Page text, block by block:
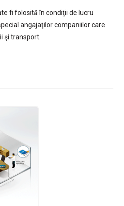
fi folosită în condiţii de lucru
angajaţilor companiilor care
şi transport.